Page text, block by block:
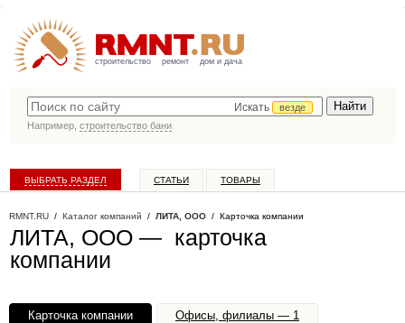
строительство ремонт дом и дача
Искать
везде
Например, строительство бани
ВЫБРАТЬ РАЗДЕЛ СТАТЬИ ТОВАРЫ
RMNT.RU / Каталог компаний / ЛИТА, ООО / Карточка компании
ЛИТА, ООО — карточка
компании
Карточка компании Офисы, филиалы — 1